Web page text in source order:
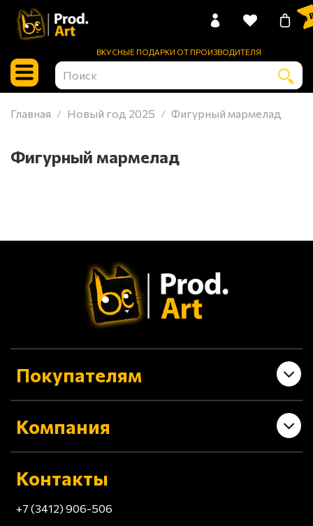
ВКУСНЫЕ ПОДАРКИ ОТ ПРОИЗВОДИТЕЛЯ
0
Главная Новый год 2025 Фигурный мармелад
Фигурный мармелад
Покупателям
Компания
Контакты
+7 (3412) 906-506